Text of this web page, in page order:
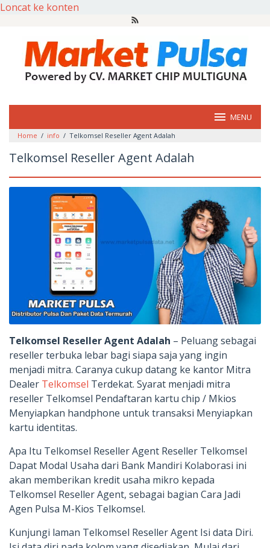
Loncat ke konten
MENU
Home / info / Telkomsel Reseller Agent Adalah
Telkomsel Reseller Agent Adalah
Telkomsel Reseller Agent Adalah – Peluang sebagai
reseller terbuka lebar bagi siapa saja yang ingin
menjadi mitra. Caranya cukup datang ke kantor Mitra
Dealer Telkomsel Terdekat. Syarat menjadi mitra
reseller Telkomsel Pendaftaran kartu chip / Mkios
Menyiapkan handphone untuk transaksi Menyiapkan
kartu identitas.
Apa Itu Telkomsel Reseller Agent Reseller Telkomsel
Dapat Modal Usaha dari Bank Mandiri Kolaborasi ini
akan memberikan kredit usaha mikro kepada
Telkomsel Reseller Agent, sebagai bagian Cara Jadi
Agen Pulsa M-Kios Telkomsel.
Kunjungi laman Telkomsel Reseller Agent Isi data Diri.